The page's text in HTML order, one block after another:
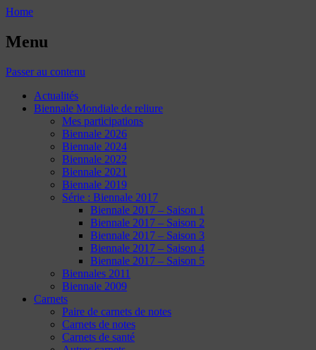
Home
Menu
Passer au contenu
Actualités
Biennale Mondiale de reliure
Mes participations
Biennale 2026
Biennale 2024
Biennale 2022
Biennale 2021
Biennale 2019
Série : Biennale 2017
Biennale 2017 – Saison 1
Biennale 2017 – Saison 2
Biennale 2017 – Saison 3
Biennale 2017 – Saison 4
Biennale 2017 – Saison 5
Biennales 2011
Biennale 2009
Carnets
Paire de carnets de notes
Carnets de notes
Carnets de santé